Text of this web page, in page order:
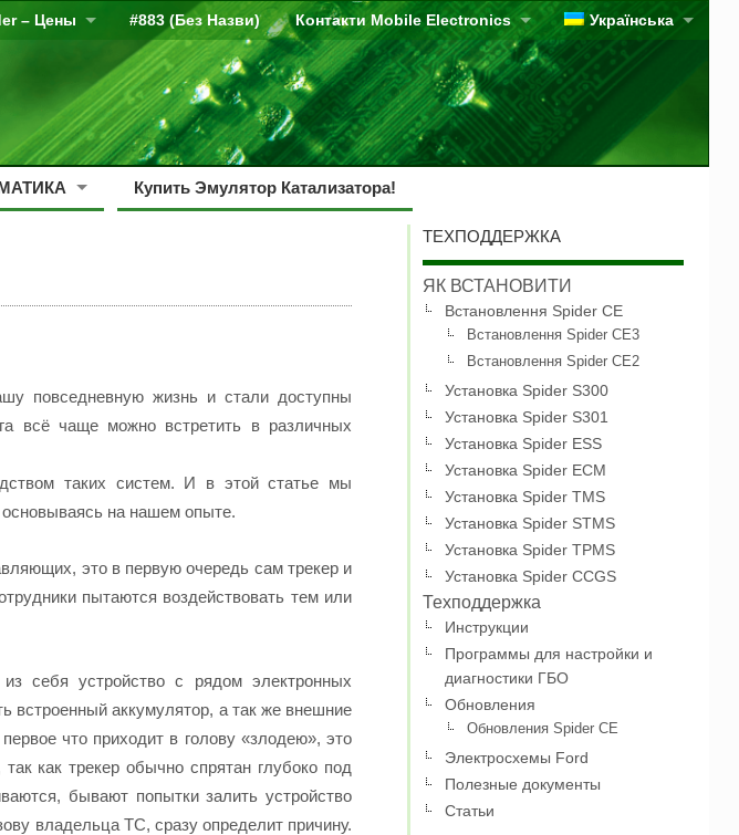
Українська
Контакти Mobile Electronics
#883 (без Назви)
– Цены
Купить Эмулятор Катализатора!
повседневную жизнь и стали доступны
всё чаще можно встретить в различных
таких систем. И в этой статье мы
основываясь на нашем опыте.
это в первую очередь сам трекери
пытаются воздействовать тем или
из себя устройство с рядомэлектронных
встроенный аккумулятор, а так же внешние
что приходит в голову «злодею», это
так кактрекер обычно спрятан глубоко под
бывают попытки залить устройство
владельца ТС, сразу определит причину.
ТЕХПОДДЕРЖКА
ЯК ВСТАНОВИТИ
Встановлення Spider CE
Встановлення Spider CE3
Встановлення Spider CE2
Установка Spider S300
Установка Spider S301
Установка Spider ESS
Установка Spider ECM
Установка Spider TMS
Установка Spider STMS
Установка Spider TPMS
Установка Spider CCGS
Техподдержка
Инструкции
Программы для настройки и
диагностики ГБО
Обновления
Обновления Spider CE
Электросхемы Ford
Полезные документы
Статьи